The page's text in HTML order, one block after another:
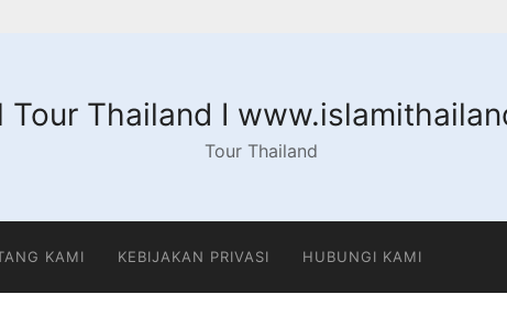
Tour Thailand I
Tour Thailand
KAMI KEBIJAKAN PRIVASI HUBUNGI KAMI